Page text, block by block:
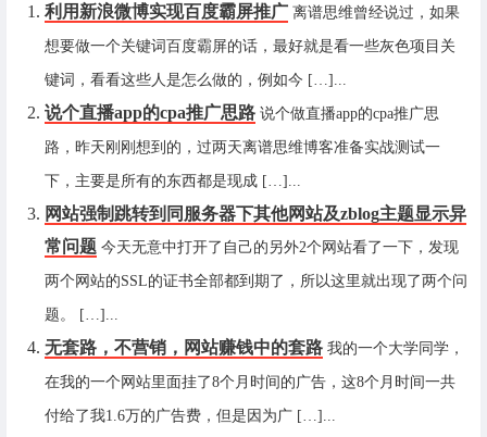
利用新浪微博实现百度霸屏推广 离谱思维曾经说过，如果
想要做一个关键词百度霸屏的话，最好就是看一些灰色项目关
键词，看看这些人是怎么做的，例如今 […]...
说个直播app的cpa推广思路 说个做直播app的cpa推广思
路，昨天刚刚想到的，过两天离谱思维博客准备实战测试一
下，主要是所有的东西都是现成 […]...
网站强制跳转到同服务器下其他网站及zblog主题显示异
常问题 今天无意中打开了自己的另外2个网站看了一下，发现
两个网站的SSL的证书全部都到期了，所以这里就出现了两个问
题。 […]...
无套路，不营销，网站赚钱中的套路 我的一个大学同学，
在我的一个网站里面挂了8个月时间的广告，这8个月时间一共
付给了我1.6万的广告费，但是因为广 […]...